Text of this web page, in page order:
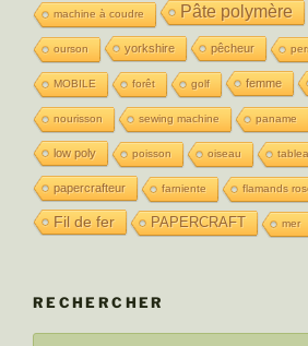
machine à coudre Pâte polymère
ourson yorkshire pêcheur
MOBILE forêt golf femme
nourisson sewing machine paname
low poly poisson oiseau
papercrafteur farniente flamands
Fil de fer PAPERCRAFT mer
RECHERCHER